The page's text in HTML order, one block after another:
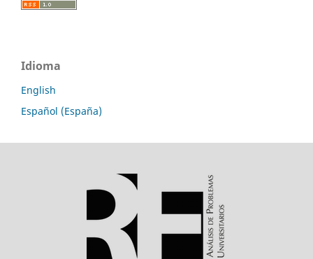
Idioma
English
Español (España)